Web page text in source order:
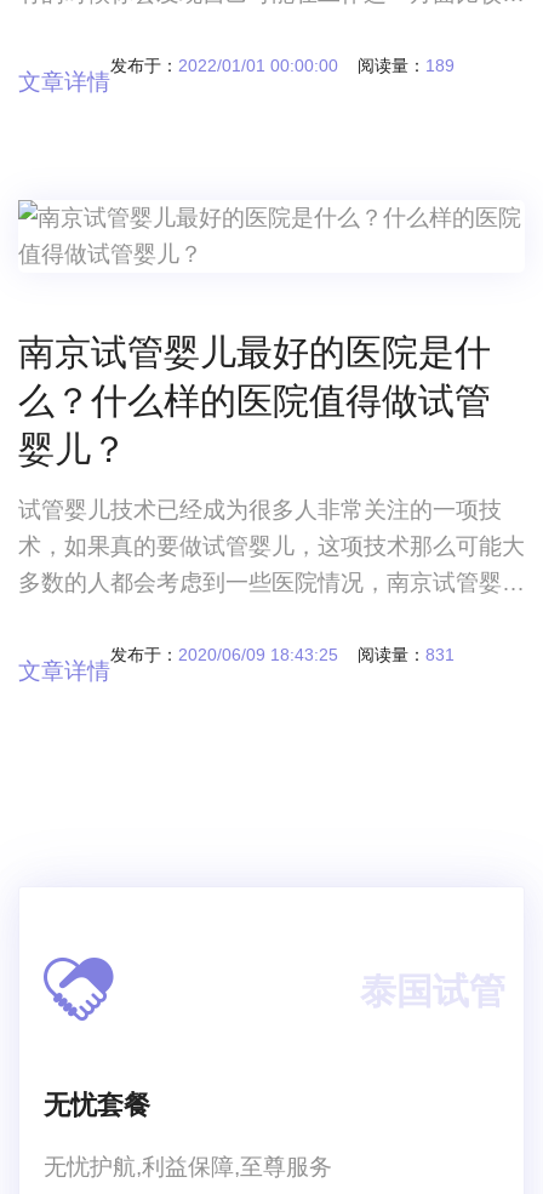
会发现自己身边的同龄人可能孩子都上幼儿园了鞍
发现自己可能在工作这一方面比较体面，但是在怀
孕这
发布于： 2022/01/01 00:00:00 阅读量： 189
文章详情
南京试管婴儿最好的医院是什
么？什么样的医院值得做试管
婴儿？
试管婴儿技术已经成为很多人非常关注的一项技
术，如果真的要做试管婴儿，这项技术那么可能大
多数的人都会考虑到一些医院情况，南京试管婴儿
要结合自己的实际状态来进行多方面考究，毕竟大
发布于： 2020/06/09 18:43:25 阅读量： 831
文章详情
泰国试管
无忧套餐
无忧护航,利益保障,至尊服务